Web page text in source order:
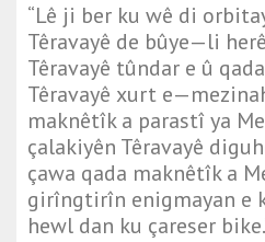
“Lê ji ber ku wê di
Têravayê de bûye—li
Têravayê tûndar e û
Têravayê xurt
maknêtîk a parastî ya
çalakiyên Têravayê
çawa qada maknêtîk a
girîngtirîn enigmayan e
hewl dan ku çareser